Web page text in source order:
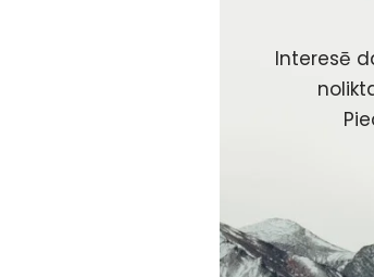
Interesē